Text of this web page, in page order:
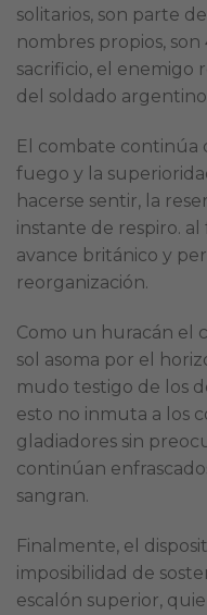
solitarios, son parte
nombres propios,
sacrificio, el enemigo
del soldado
El combate continúa
fuego y la
hacerse sentir, la
instante de respiro.
avance británico y
reorganización.
Como un huracán el
sol asoma por el
mudo testigo de los
esto no inmuta a los
gladiadores sin
continúan
sangran.
Finalmente, el
imposibilidad de
escalón superior,